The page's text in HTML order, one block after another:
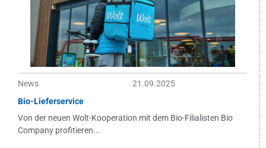
News
21.09.2025
Bio-Lieferservice
Von der neuen Wolt-Kooperation mit dem Bio-Filialisten Bio
Company profitieren...